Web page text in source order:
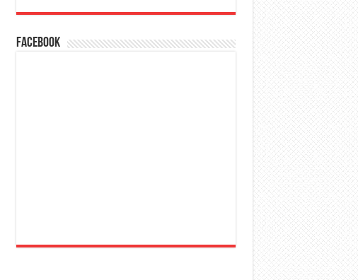
Facebook